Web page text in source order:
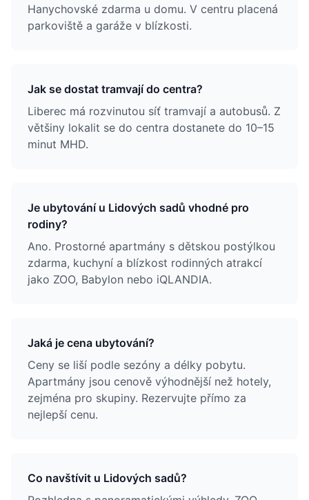
Hanychovské zdarma u domu. V centru placená
parkoviště a garáže v blízkosti.
Jak se dostat tramvají do centra?
Liberec má rozvinutou síť tramvají a autobusů. Z
většiny lokalit se do centra dostanete do 10–15
minut MHD.
Je ubytování u Lidových sadů vhodné pro
rodiny?
Ano. Prostorné apartmány s dětskou postýlkou
zdarma, kuchyní a blízkost rodinných atrakcí
jako ZOO, Babylon nebo iQLANDIA.
Jaká je cena ubytování?
Ceny se liší podle sezóny a délky pobytu.
Apartmány jsou cenově výhodnější než hotely,
zejména pro skupiny. Rezervujte přímo za
nejlepší cenu.
Co navštívit u Lidových sadů?